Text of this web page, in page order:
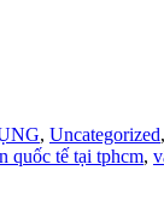
, Uncategorized,
quốc tế tại tphcm,